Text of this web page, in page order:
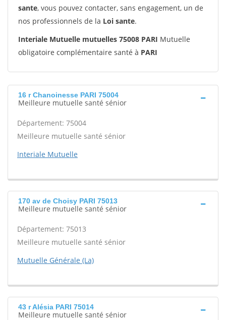
sante, vous pouvez contacter, sans engagement, un de
nos professionnels de la Loi sante.
Interiale Mutuelle mutuelles 75008 PARI Mutuelle
obligatoire complémentaire santé à PARI
16 r Chanoinesse PARI 75004
Meilleure mutuelle santé sénior
Département: 75004
Meilleure mutuelle santé sénior
Interiale Mutuelle
170 av de Choisy PARI 75013
Meilleure mutuelle santé sénior
Département: 75013
Meilleure mutuelle santé sénior
Mutuelle Générale (La)
43 r Alésia PARI 75014
Meilleure mutuelle santé sénior